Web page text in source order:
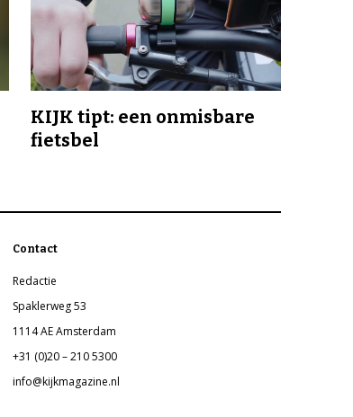
KIJK tipt: een onmisbare
fietsbel
Contact
Redactie
Spaklerweg 53
1114 AE Amsterdam
+31 (0)20 – 210 5300
info@kijkmagazine.nl